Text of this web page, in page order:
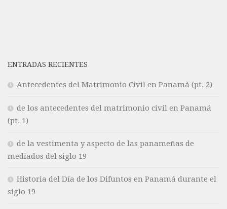
ENTRADAS RECIENTES
Antecedentes del Matrimonio Civil en Panamá (pt. 2)
de los antecedentes del matrimonio civil en Panamá
(pt. 1)
de la vestimenta y aspecto de las panameñas de
mediados del siglo 19
Historia del Día de los Difuntos en Panamá durante el
siglo 19